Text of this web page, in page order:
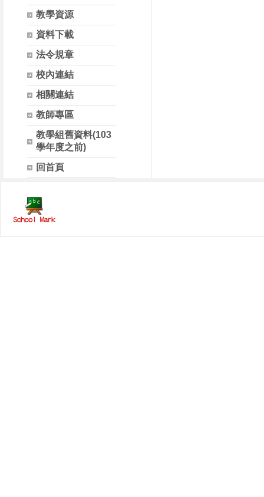
教學資源
資料下載
法令規章
校內連結
相關連結
教師專區
教學組舊資料(103
學年度之前)
回首頁